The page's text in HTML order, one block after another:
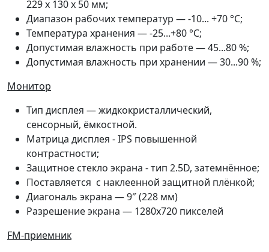
229 x 130 x 50 мм;
Диапазон рабочих температур — -10... +70 °С;
Температура хранения — -25...+80 °С;
Допустимая влажность при работе — 45...80 %;
Допустимая влажность при хранении — 30...90 %;
Монитор
Тип дисплея — жидкокристаллический,
сенсорный, ёмкостной.
Матрица дисплея - IPS повышенной
контрастности;
Защитное стекло экрана - тип 2.5D, затемнённое;
Поставляется с наклеенной защитной плёнкой;
Диагональ экрана — 9″ (228 мм)
Разрешение экрана — 1280x720 пикселей
FM-приемник